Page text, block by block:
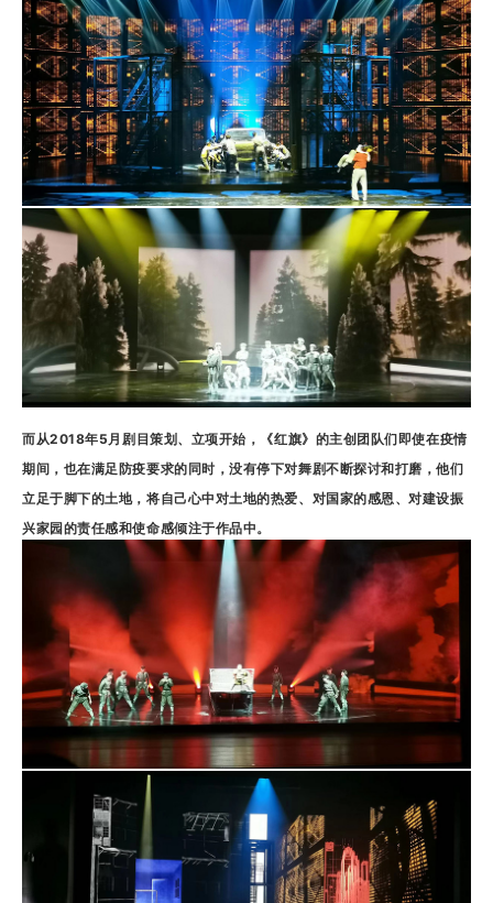
而从2018年5月剧目策划、立项开始，《红旗》的主创团队们即使在疫情
期间，也在满足防疫要求的同时，没有停下对舞剧不断探讨和打磨，他们
立足于脚下的土地，将自己心中对土地的热爱、对国家的感恩、对建设振
兴家园的责任感和使命感倾注于作品中。